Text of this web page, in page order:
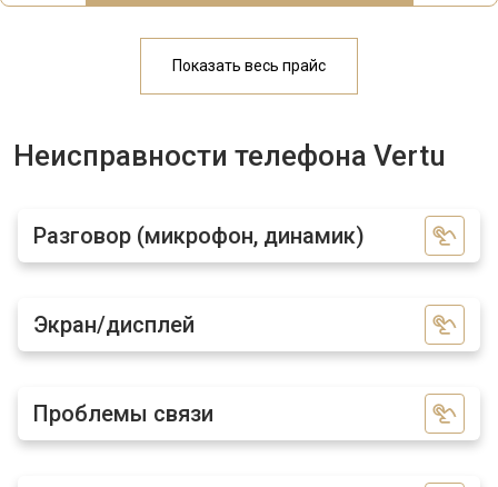
Показать весь прайс
Неисправности телефона Vertu
Разговор (микрофон, динамик)
Экран/дисплей
Проблемы связи